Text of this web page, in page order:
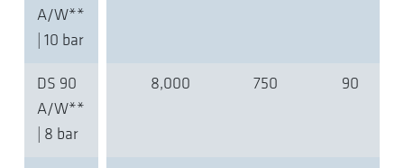
A/W**
| 10 bar
DS 90
A/W**
| 8 bar
8,000 750 90